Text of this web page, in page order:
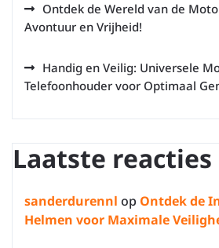
Ontdek de Wereld van de
Avontuur en Vrijheid!
Handig en Veilig: Universele
Telefoonhouder voor Optimaal
Laatste reacties
sanderdurennl op Ontdek de
Helmen voor Maximale